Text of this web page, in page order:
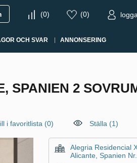
(0) (0)
OCH SVAR ANNONSERING
SPANIEN 2
i favoritlista (0) Ställa (1)
Alegria Residencial
Alicante, Spanien